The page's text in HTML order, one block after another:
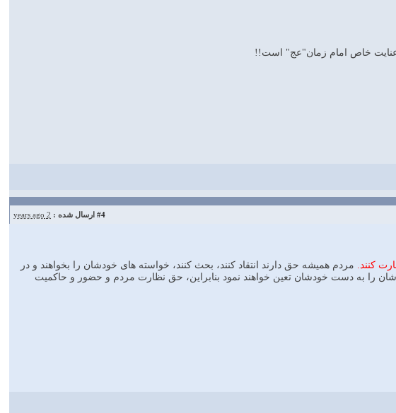
خاص امام زمان"عج" است!!
#4 ارسال شده : 2 years ago
کنند. مردم همیشه حق دارند انتقاد کنند، بحث کنند، خواسته های خودشان را بخواهند و در
را به دست خودشان تعین خواهند نمود بنابراین، حق نظارت مردم و حضور و حاکمیت